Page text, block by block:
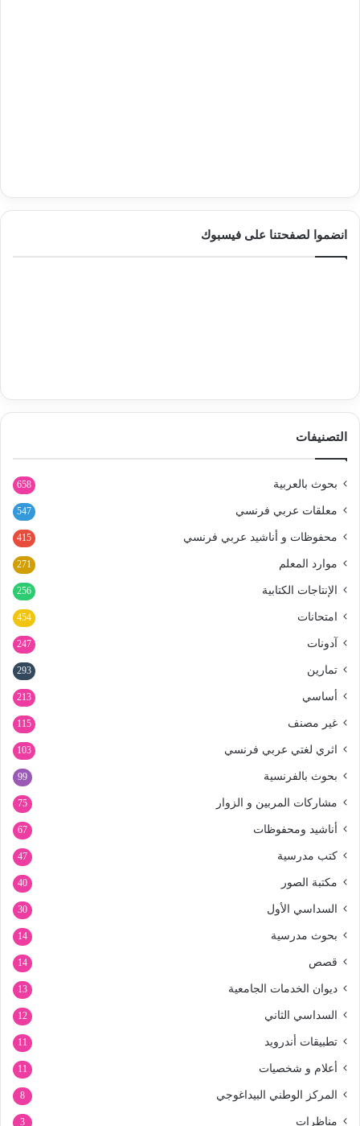
انضموا لصفحتنا على فيسبوك
التصنيفات
بحوث بالعربية 658
معلقات عربي فرنسي 547
محفوظات و أناشيد عربي فرنسي 415
موارد المعلم 271
الإنتاجات الكتابية 256
امتحانات 454
آدونات 247
تمارين 293
أساسي 213
غير مصنف 115
اثري لغتي عربي فرنسي 103
بحوث بالفرنسية 99
مشاركات المربين و الزوار 75
أناشيد ومحفوظات 67
كتب مدرسية 47
مكتبة الصور 40
السداسي الأول 30
بحوث مدرسية 14
قصص 14
ديوان الخدمات الجامعية 13
السداسي الثاني 12
تطبيقات أندرويد 11
أعلام و شخصيات 11
المركز الوطني البيداغوجي 8
مناظرات 3